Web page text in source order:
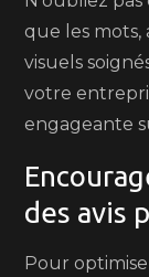
que les mots,
visuels
votre
engageante
des avis
Pour